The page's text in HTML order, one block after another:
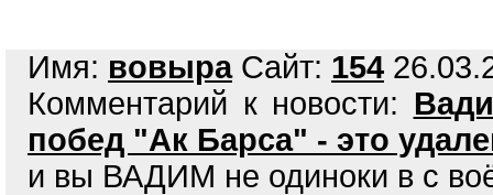
Имя: вовыраСайт: 154
Комментарий к новости:
побед "Ак Барса" - это
и вы ВАДИМ не одиноки в с